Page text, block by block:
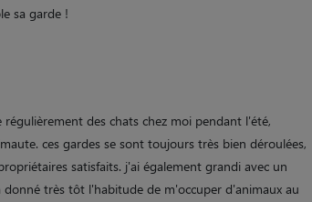
sa garde !
des chats chez moi pendant l'été,
ces gardes se sont toujours très bien déroulées,
satisfaits. j'ai également grandi avec un
donné très tôt l'habitude de m'occuper d'animaux au